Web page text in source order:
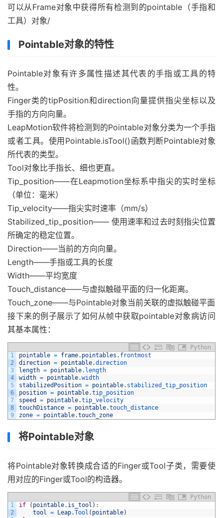
可以从Frame对象中获得所有检测到的pointable（手指和
工具）对象/
Pointable对象的特性
Pointable对象有许多属性描述其代表的手指或工具的特
性。
Finger类的tipPosition和direction向量提供指尖坐标以及
手指的方向向量。
LeapMotion软件将检测到的Pointable对象分类为一个手指
或者工具。使用Pointable.isTool()函数判断Pointable对象
所代表的类型。
Tool对象比手指长、细也更直。
Tip_position——在Leapmotion坐标系中指尖的实时坐标
（单位：毫米）
Tip_velocity——指尖实时速率（mm/s）
Stabilized_tip_position—— 使用速率和过去时刻指尖位置
所确定的稳定位置。
Direction——当前的方向向量。
Length——手指或工具的长度
Width——平均宽度
Touch_distance——与虚拟触碰平面的归一化距离。
Touch_zone——与Pointable对象当前关联的虚拟触碰平面
接下来的例子展示了如何从帧中获取pointable对象病访问
其基本属性：
Python
1
2
3
4
5
6
7
8
9
pointable = frame. pointables . frontmost
direction = pointable.direction
length = pointable. length
width = pointable.width
stabilizedPosition = pointable. stabilized_tip_position
position = pointable.tip_position
speed
= pointable.tip_velocity
touchDistance = pointable.touch_distance
zone = pointable.touch_zone
将Pointable对象
将Pointable对象转换成合适的Finger或Tool子类，需要使
用对应的Finger或Tool的构造器。
Python
1
2
if ( pointable. is_tool ) :
tool = Leap.Tool ( pointable)